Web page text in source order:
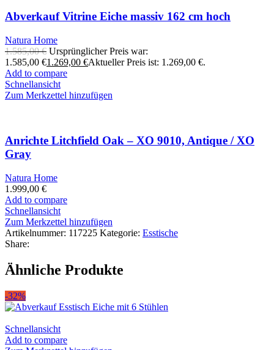
Abverkauf Vitrine Eiche massiv 162 cm hoch
Natura Home
1.585,00€ Ursprünglicher Preis war:
1.585,00 €1.269,00 €Aktueller Preis ist: 1.269,00 €.
Add to compare
Schnellansicht
Zum Merkzettel hinzufügen
Anrichte Litchfield Oak – XO 9010, Antique / XO
Gray
Natura Home
1.999,00 €
Add to compare
Schnellansicht
Zum Merkzettel hinzufügen
Artikelnummer: 117225 Kategorie: Esstische
Share:
Ähnliche Produkte
-32%
Schnellansicht
Add to compare